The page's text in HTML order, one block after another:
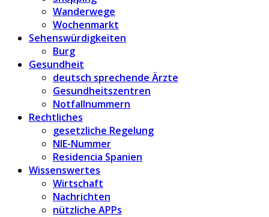
Wanderwege
Wochenmarkt
Sehenswürdigkeiten
Burg
Gesundheit
deutsch sprechende Ärzte
Gesundheitszentren
Notfallnummern
Rechtliches
gesetzliche Regelung
NIE-Nummer
Residencia Spanien
Wissenswertes
Wirtschaft
Nachrichten
nützliche APPs